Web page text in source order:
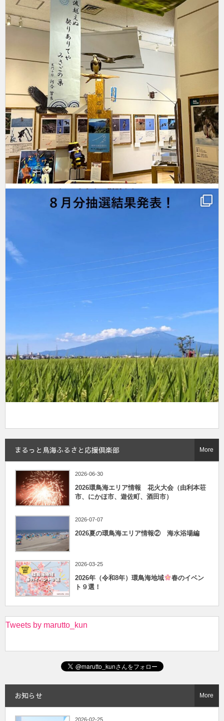
まるっと鳥海ふるさと応援倶楽部
2026-06-30
2026環鳥海エリア情報 花火大会（由利本荘
市、にかほ市、遊佐町、酒田市）
2026-07-07
2026夏の環鳥海エリア情報② 海水浴場編
2026-03-25
2026年（令和8年）環鳥海地域
春のイベン
ト９選！
More
Tweets by marutto_kun
お知らせ
2026-02-25
More